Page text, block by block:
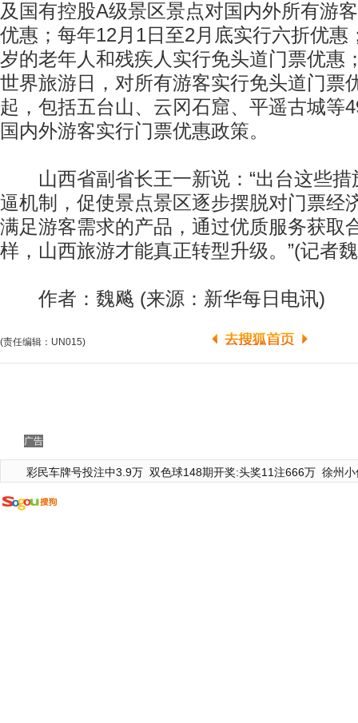
及国有控股A级景区景点对国内外所有游
优惠；每年12月1日至2月底实行六折优惠
岁的老年人和残疾人实行免头道门票优惠
世界旅游日，对所有游客实行免头道门
起，包括五台山、云冈石窟、平遥古城等
国内外游客实行门票优惠政策。
山西省副省长王一新说：“出台这些措
逼机制，促使景点景区逐步摆脱对门票经
满足游客需求的产品，通过优质服务获取
样，山西旅游才能真正转型升级。”(记者
作者：魏飚 (来源：新华每日电讯)
(责任编辑：UN015)
广告
彩民车牌号投注中3.9万 双色球148期开奖:头奖11注666万 徐州